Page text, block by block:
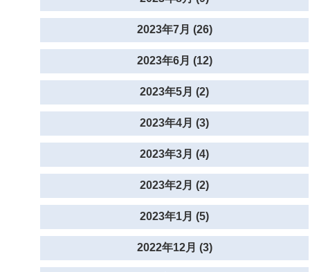
2023年7月 (26)
2023年6月 (12)
2023年5月 (2)
2023年4月 (3)
2023年3月 (4)
2023年2月 (2)
2023年1月 (5)
2022年12月 (3)